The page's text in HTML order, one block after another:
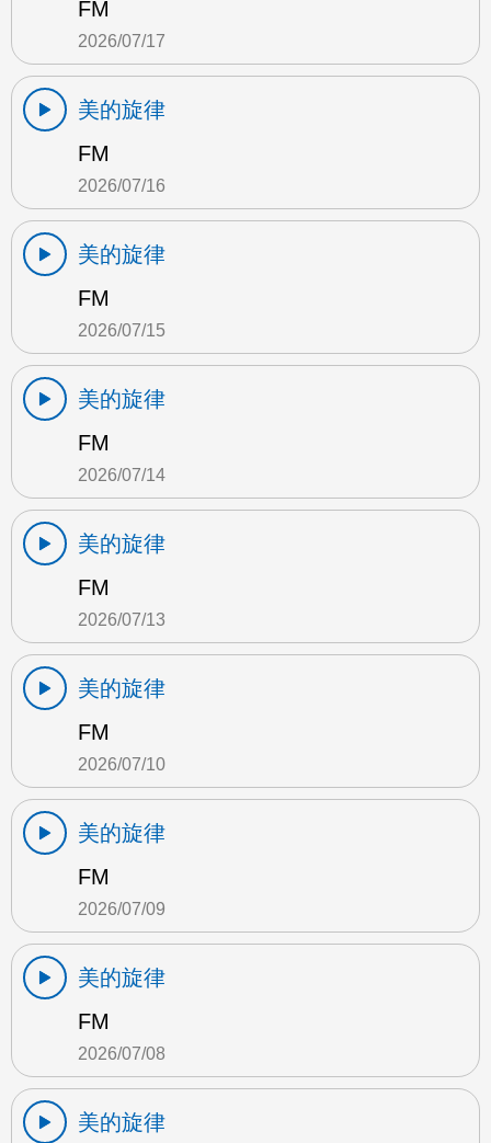
FM
2026/07/17
美的旋律
FM
2026/07/16
美的旋律
FM
2026/07/15
美的旋律
FM
2026/07/14
美的旋律
FM
2026/07/13
美的旋律
FM
2026/07/10
美的旋律
FM
2026/07/09
美的旋律
FM
2026/07/08
美的旋律